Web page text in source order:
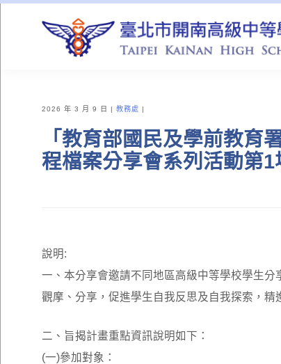
QUICK LINKS
2026 年 3 月 9 日 教務處
「教育部國民及學前教育
程檔案分享會系列活動第1
說明:
一、本分享會邀請不同地區高級中等學校學生
觀摩、分享，促進學生自我反思及自我探索，精
二、旨揭計畫重點資訊說明如下：
(一)參加對象：